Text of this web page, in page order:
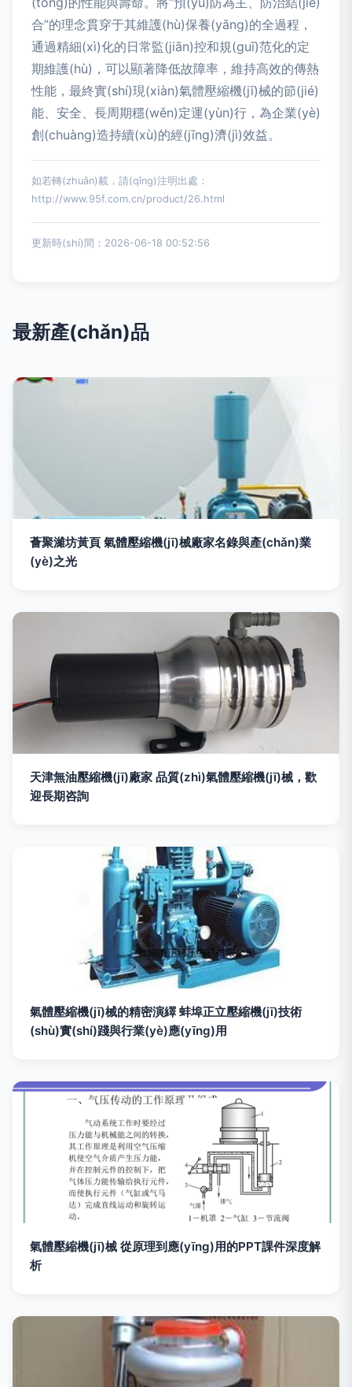
合”的理念貫穿于其維護(hù)保養(yǎng)的全過程，
通過精細(xì)化的日常監(jiān)控和規(guī)范化的定
期維護(hù)，可以顯著降低故障率，維持高效的傳熱
性能，最終實(shí)現(xiàn)氣體壓縮機(jī)械的節(jié)
能、安全、長周期穩(wěn)定運(yùn)行，為企業(yè)
創(chuàng)造持續(xù)的經(jīng)濟(jì)效益。
如若轉(zhuǎn)載，請(qǐng)注明出處：
http://www.95f.com.cn/product/26.html
更新時(shí)間：2026-06-18 00:52:56
最新產(chǎn)品
薈聚濰坊黃頁 氣體壓縮機(jī)械廠家名錄與產(chǎn)業
(yè)之光
天津無油壓縮機(jī)廠家 品質(zhì)氣體壓縮機(jī)械，歡
迎長期咨詢
氣體壓縮機(jī)械的精密演繹 蚌埠正立壓縮機(jī)技術
(shù)實(shí)踐與行業(yè)應(yīng)用
氣體壓縮機(jī)械 從原理到應(yīng)用的PPT課件深度解
析